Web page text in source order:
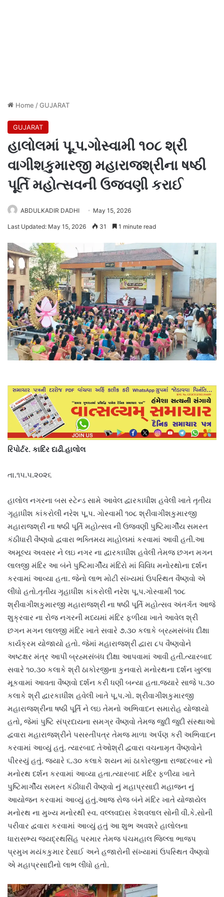
Home /GUJARAT
GUJARAT
હાલોલમાં પૂ.પ.ગોસ્વામી ૧૦૮ શ્રી
વાગીશકુમારજી મહારાજશ્રીના ષષ્ઠી
પૂર્તિ મહોત્સવની ઉજવણી કરાઈ
ABDULKADIR DADHI May 15, 2026
Last Updated: May 15, 2026 31 1 minute read
રિપોર્ટર. કાદિર દાઢી.હાલોલ
તા.૧૫.૫.૨૦૨૬
હાલોલ નગરના બસ સ્ટેન્ડ સામે આવેલ દ્વારકાધીશ હવેલી ખાતે તૃતીય
ગૃહાધીશ કાંકરોલી નરેશ પૂ.પ. ગોસ્વામી ૧૦૮ શ્રીવાગીશકુમારજી
મહારાજશ્રી ના ષષ્ઠી પૂર્તિ મહોત્સવ ની ઉજવણી પુષ્ટિમાર્ગીય સમસ્ત
કંઠીધારી વૈષ્ણવો દ્વવારા ભક્તિમય માહોલમાં કરવામાં આવી હતી.આ
અમૂલ્ય અવસર ને લઇ નગર ના દ્વારકાધીશ હવેલી તેમજ છગન મગન
લાલજી મંદિર આ બંને પુષ્ટિમાર્ગીય મંદિરો માં વિવિધ મનોરથોના દર્શન
કરવામાં આવ્યા હતા. જેનો લાભ મોટી સંખ્યમાં ઉપસ્થિત વૈષ્ણવો એ
લીધો હતો.તૃતીય ગૃહાધીશ કાંકરોલી નરેશ પૂ.પ.ગોસ્વામી ૧૦૮
શ્રીવાગીશકુમારજી મહારાજશ્રી ના ષષ્ઠી પૂર્તિ મહોત્સવ અંતર્ગત આજે
શુક્રવાર ના રોજ નગરની મધ્યમાં મંદિર ફળીયા ખાતે આવેલ શ્રી
છગન મગન લાલજી મંદિર ખાતે સવારે ૭.૩૦ કલાકે બ્રહ્મસંબંધ દીક્ષા
કાર્યક્રમ યોજાયો હતો. જેમાં મહારાજશ્રી દ્વારા ૮૫ વૈષ્ણવોને
અષ્ટક્ષર મંત્ર આપી બ્રહ્મસંબંધ દીક્ષા આપવામાં આવી હતી.ત્યારબાદ
સવારે ૧૦.૩૦ કલાકે શ્રી ઠાકોરજીના કુનવારો મનોરથના દર્શન ખુલ્લા
મૂકવામાં આવતા વૈષ્ણવો દર્શન કરી ધણી બન્યા હતા.જ્યારે સાજે ૫.૩૦
કલાકે શ્રી દ્વારકાધીશ હવેલી ખાતે પૂ.પ.ગો. શ્રીવાગીશકુમારજી
મહારાજશ્રીના ષષ્ઠી પૂર્તિ ને લઇ તેમનો અભિવાદન સમારોહ યોજાયો
હતો, જેમાં પુષ્ટિ સંપ્રદાયના સમગ્ર વૈષ્ણવો તેમજ જુદી જુદી સંસ્થાઓ
દ્વવારા મહારાજશ્રીને પસસ્તીપત્ર તેમજ માળા અર્પણ કરી અભિવાદન
કરવામાં આવ્યું હતું. ત્યારબાદ તેઓશ્રી દ્વવારા વચનામૃત વૈષ્ણવોને
પીરસ્યું હતું. જયારે ૬.૩૦ કલાકે શયન માં ઠાકોરજીના રાજદરબાર નો
મનોરથ દર્શન કરવામાં આવ્યા હતા.ત્યારબાદ મંદિર ફળીયા ખાતે
પુષ્ટિમાર્ગીય સમસ્ત કંઠીધારી વૈષ્ણવો નું મહાપ્રસાદી મહાજન નું
આયોજન કરવામાં આવ્યું હતું.આજ રોજ બંને મંદિર ખાતે યોજાયેલ
મનોરથ ના મુખ્ય મનોરથી સ્વ. વલ્લવદાસ કેશવલાલ સોની વી.કે.સોની
પરીવાર દ્વવારા કરવામાં આવ્યું હતું આ શુભ અવશરે હાલોલના
ધારાસભ્ય જયદ્રથસિંહ પરમાર તેમજ પંચમહાલ જિલ્લા ભાજપ
પ્રમુખ મયંકકુમાર દેસાઈ અને હજારોની સંખ્યામાં ઉપસ્થિત વૈષ્ણવો
એ મહાપ્રસાદીનો લાભ લીધો હતો.